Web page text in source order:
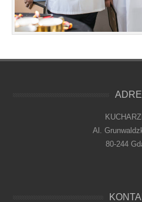
Al.
80-244